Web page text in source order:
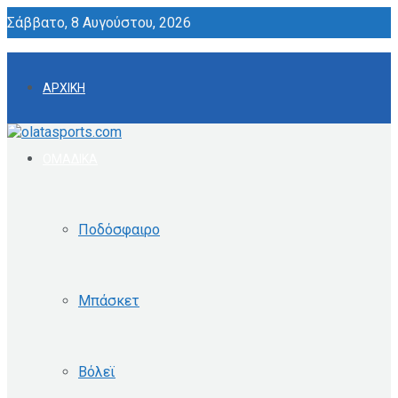
Σάββατο, 8 Αυγούστου, 2026
ΑΡΧΙΚΗ
Ποδόσφαιρο
Μπάσκετ
Βόλεϊ